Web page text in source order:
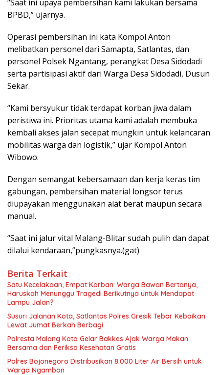
“Saat ini upaya pembersihan kami lakukan bersama
BPBD,” ujarnya.
Operasi pembersihan ini kata Kompol Anton
melibatkan personel dari Samapta, Satlantas, dan
personel Polsek Ngantang, perangkat Desa Sidodadi
serta partisipasi aktif dari Warga Desa Sidodadi, Dusun
Sekar.
“Kami bersyukur tidak terdapat korban jiwa dalam
peristiwa ini. Prioritas utama kami adalah membuka
kembali akses jalan secepat mungkin untuk kelancaran
mobilitas warga dan logistik,” ujar Kompol Anton
Wibowo.
Dengan semangat kebersamaan dan kerja keras tim
gabungan, pembersihan material longsor terus
diupayakan menggunakan alat berat maupun secara
manual.
“Saat ini jalur vital Malang-Blitar sudah pulih dan dapat
dilalui kendaraan,”pungkasnya.(gat)
Berita Terkait
Satu Kecelakaan, Empat Korban: Warga Bawan Bertanya,
Haruskah Menunggu Tragedi Berikutnya untuk Mendapat
Lampu Jalan?
Susuri Jalanan Kota, Satlantas Polres Gresik Tebar Kebaikan
Lewat Jumat Berkah Berbagi
Polresta Malang Kota Gelar Bakkes Ajak Warga Makan
Bersama dan Periksa Kesehatan Gratis
Polres Bojonegoro Distribusikan 8.000 Liter Air Bersih untuk
Warga Ngambon